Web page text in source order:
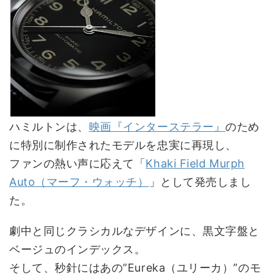
ハミルトンは、 映画『インターステラー』のため
に特別に制作されたモデルを忠実に再現し、
ファンの熱い声に応えて「 Khaki Field Murph
Auto（マーフ・ウォッチ）
」として発売しまし
た。
劇中と同じクラシカルなデザインに、黒文字盤と
ベージュのインデックス。
そして、秒針にはあの“Eureka（ユリーカ）”のモ